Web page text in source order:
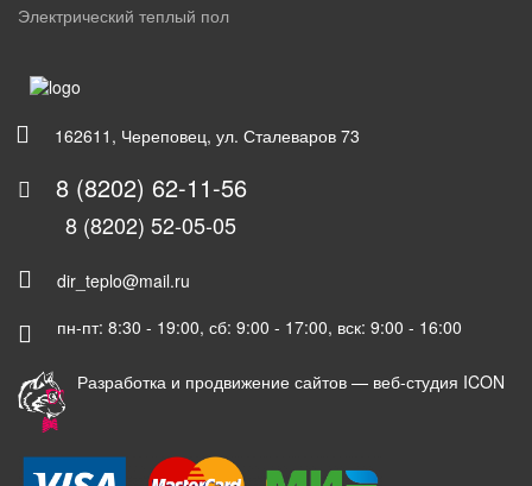
Электрический теплый пол
162611, Череповец, ул. Сталеваров 73
8 (8202) 62-11-56
8 (8202) 52-05-05
dir_teplo@mail.ru
пн-пт: 8:30 - 19:00, сб: 9:00 - 17:00, вск: 9:00 - 16:00
Разработка и продвижение сайтов — веб-студия ICON